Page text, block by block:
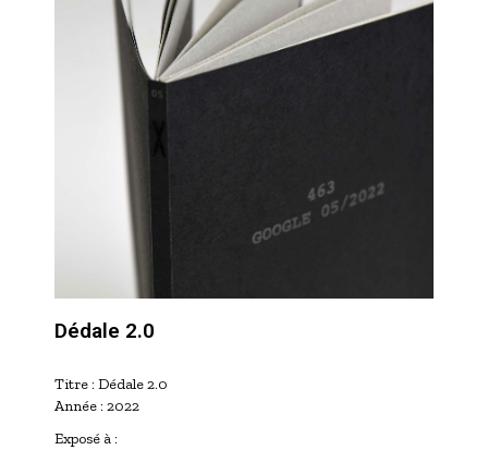
Dédale 2.0
Titre : Dédale 2.0
Année : 2022
Exposé à :